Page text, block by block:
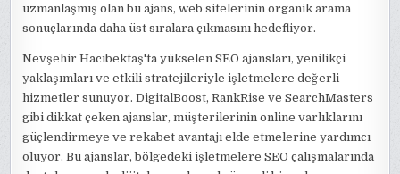
uzmanlaşmış olan bu ajans, web sitelerinin organik arama
sonuçlarında daha üst sıralara çıkmasını hedefliyor.
Nevşehir Hacıbektaş'ta yükselen SEO ajansları, yenilikçi
yaklaşımları ve etkili stratejileriyle işletmelere değerli
hizmetler sunuyor. DigitalBoost, RankRise ve SearchMasters
gibi dikkat çeken ajanslar, müşterilerinin online varlıklarını
güçlendirmeye ve rekabet avantajı elde etmelerine yardımcı
oluyor. Bu ajanslar, bölgedeki işletmelere SEO çalışmalarında